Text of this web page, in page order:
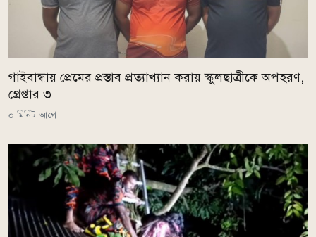
গাইবান্ধায় প্রেমের প্রস্তাব প্রত্যাখ্যান করায় স্কুলছাত্রীকে অপহরণ,
গ্রেপ্তার ৩
০ মিনিট আগে